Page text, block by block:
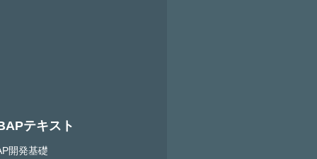
テキスト
開発基礎